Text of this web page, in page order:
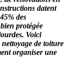
datent
des
protégée
Voici
de toiture
organiser une